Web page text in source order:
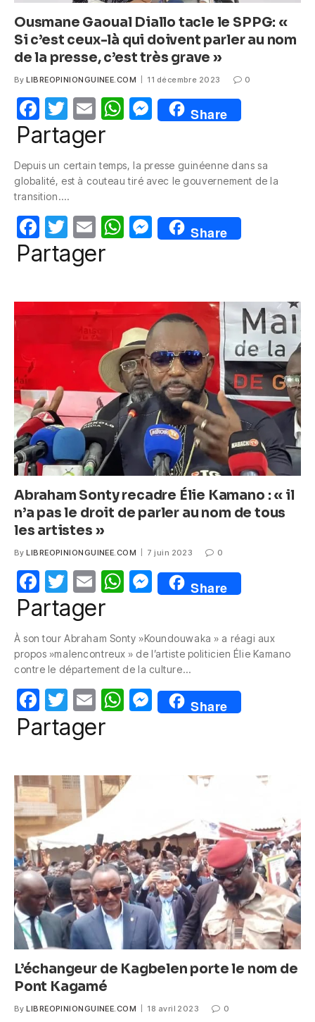
Ousmane Gaoual Diallo tacle le SPPG: «
Si c’est ceux-là qui doivent parler au nom
de la presse, c’est très grave »
By LIBREOPINIONGUINEE.COM 11 décembre 2023 0
F
a
e
b
o
o
k
T
w
itt
er
E
m
W
s
p
p
M
e
e
g
er
Share
Partager
Depuis un certain temps, la presse guinéenne dans sa
globalité, est à couteau tiré avec le gouvernement de la
transition.…
F
a
e
b
o
k
T
w
itt
er
E
m
W
s
A
p
p
M
e
e
n
g
er
Share
Partager
Abraham Sonty recadre Élie Kamano : « il
n’a pas le droit de parler au nom de tous
les artistes »
By LIBREOPINIONGUINEE.COM 7 juin 2023 0
F
a
e
b
o
o
k
T
w
itt
er
E
m
W
s
A
p
p
M
e
e
n
g
er
Share
Partager
À son tour Abraham Sonty »Koundouwaka » a réagi aux
propos »malencontreux » de l’artiste politicien Élie Kamano
contre le département de la culture…
F
a
b
o
o
k
T
w
itt
E
m
W
A
p
M
e
er
Share
Partager
L’échangeur de Kagbelen porte le nom de
Pont Kagamé
By LIBREOPINIONGUINEE.COM 18 avril 2023 0